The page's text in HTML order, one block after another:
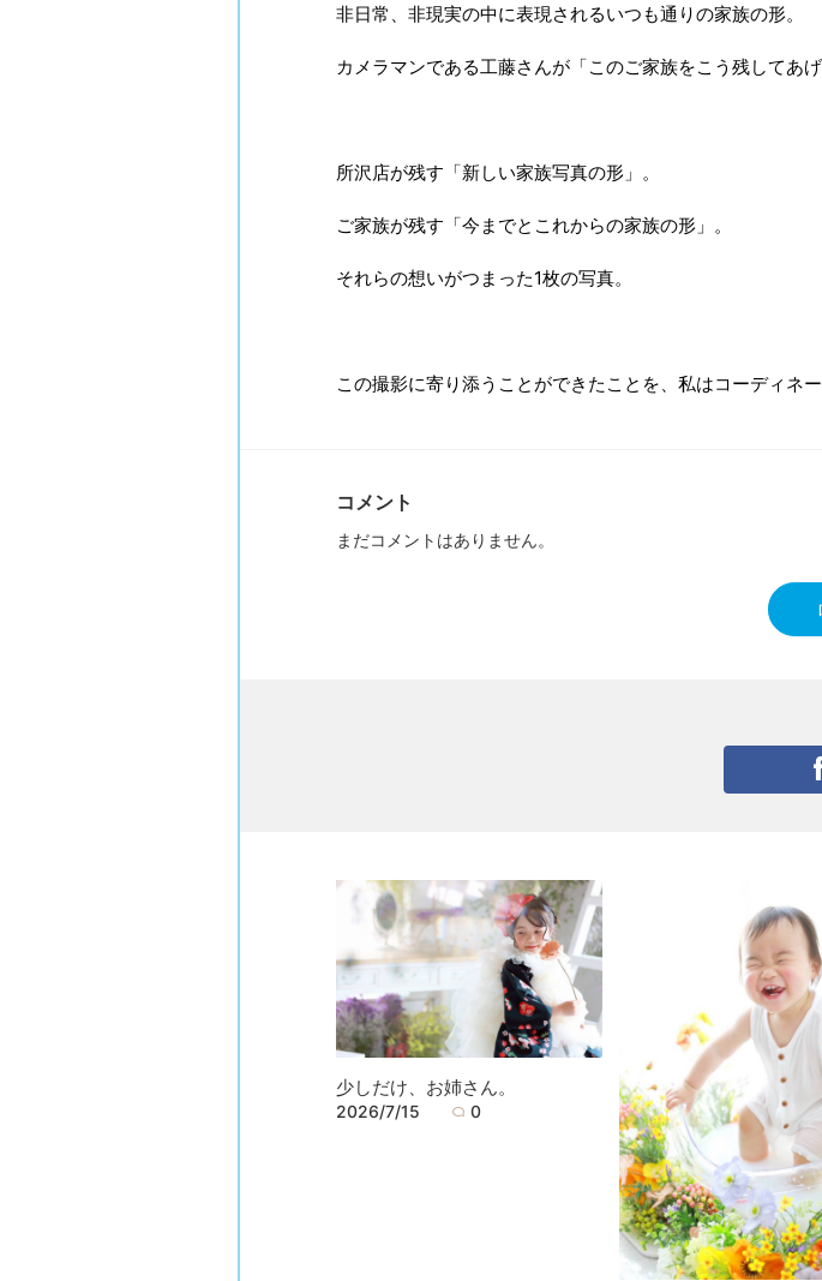
非日常、非現実の中に表現されるいつも通りの家族の形。
カメラマンである工藤さんが「このご家族をこう残してあ
所沢店が残す「新しい家族写真の形」。
ご家族が残す「今までとこれからの家族の形」。
それらの想いがつまった1枚の写真。
この撮影に寄り添うことができたことを、私はコーディネ
コメント
まだコメントはありません。
少しだけ、お姉さん。
2026/7/15 0